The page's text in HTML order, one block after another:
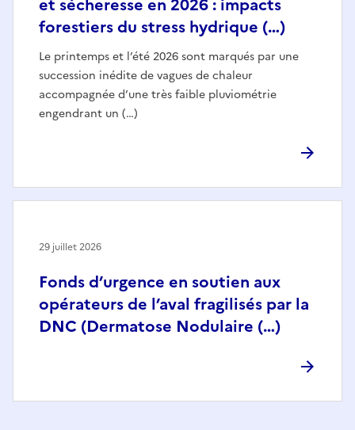
et sécheresse en 2026 : impacts
forestiers du stress hydrique (…)
Le printemps et l’été 2026 sont marqués par une
succession inédite de vagues de chaleur
accompagnée d’une très faible pluviométrie
engendrant un (…)
Fonds d’urgence en soutien aux
opérateurs de l’aval fragilisés par la
DNC (Dermatose Nodulaire (…)
29 juillet 2026